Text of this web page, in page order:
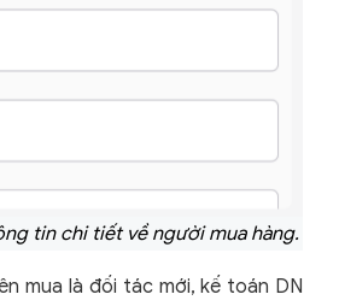
tin chi tiết về người mua hàng.
mua là đối tác mới, kế toán DN